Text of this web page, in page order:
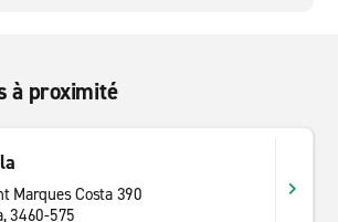
à proximité
Marques Costa 390
3460-575